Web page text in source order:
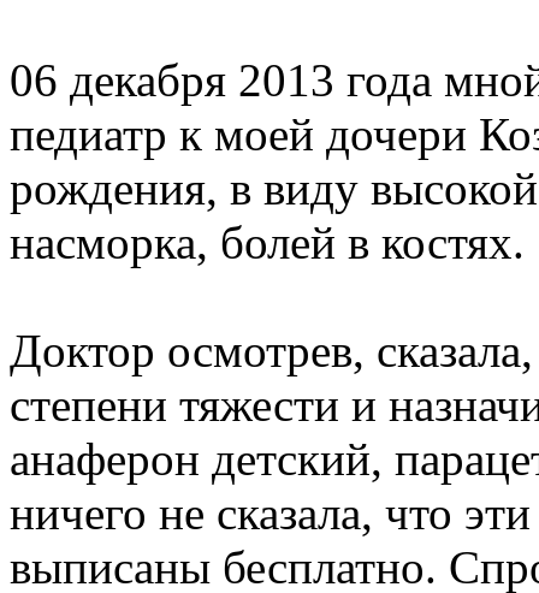
06 декабря 2013 года
педиатр к моей дочери
рождения, в виду
насморка, болей в костях.
Доктор осмотрев,
степени тяжести и
анаферон детский,
ничего не сказала, что
выписаны бесплатно.